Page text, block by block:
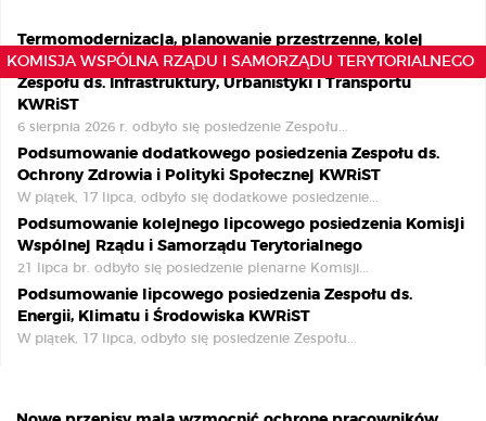
KOMISJA WSPÓLNA RZĄDU I SAMORZĄDU TERYTORIALNEGO
Termomodernizacja, planowanie przestrzenne, kolej
trójmiejska i RFRD - relacja z sierpniowego posiedzenia
Zespołu ds. Infrastruktury, Urbanistyki i Transportu
KWRiST
6 sierpnia 2026 r. odbyło się posiedzenie Zespołu...
Podsumowanie dodatkowego posiedzenia Zespołu ds.
Ochrony Zdrowia i Polityki Społecznej KWRiST
W piątek, 17 lipca, odbyło się dodatkowe posiedzenie...
Podsumowanie kolejnego lipcowego posiedzenia Komisji
Wspólnej Rządu i Samorządu Terytorialnego
21 lipca br. odbyło się posiedzenie plenarne Komisji...
Podsumowanie lipcowego posiedzenia Zespołu ds.
Energii, Klimatu i Środowiska KWRiST
W piątek, 17 lipca, odbyło się posiedzenie Zespołu...